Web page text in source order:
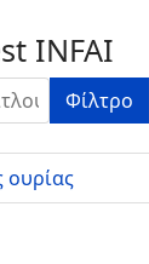
INFAI
Φίλτρο
ουρίας